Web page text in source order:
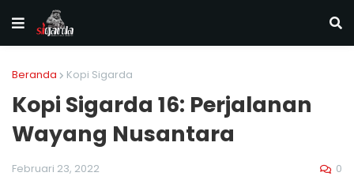
Beranda Kopi Sigarda
Kopi Sigarda 16: Perjalanan
Wayang Nusantara
Februari 23, 2022 0